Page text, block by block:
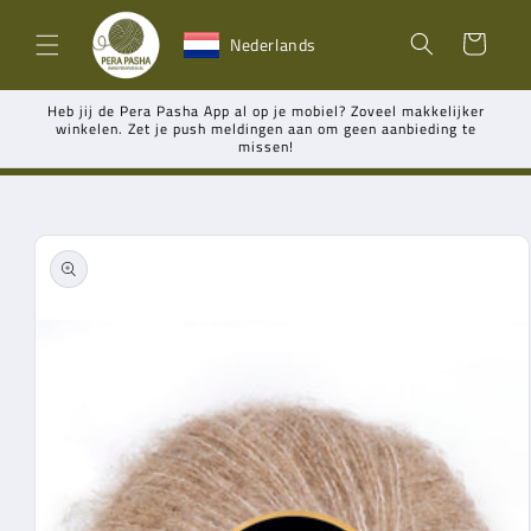
naar de
content Nederlands Winkelwagen
Heb jij de Pera Pasha App al op je mobiel? Zoveel makkelijker
winkelen. Zet je push meldingen aan om geen aanbieding te
missen!
direct naar